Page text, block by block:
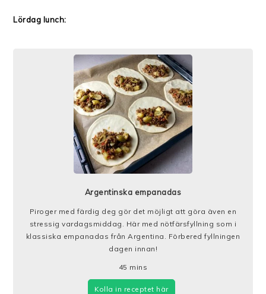
Lördag lunch:
Argentinska empanadas
Piroger med färdig deg gör det möjligt att göra även en
stressig vardagsmiddag. Här med nötfärsfyllning som i
klassiska empanadas från Argentina. Förbered fyllningen
dagen innan!
45 mins
Kolla in receptet här